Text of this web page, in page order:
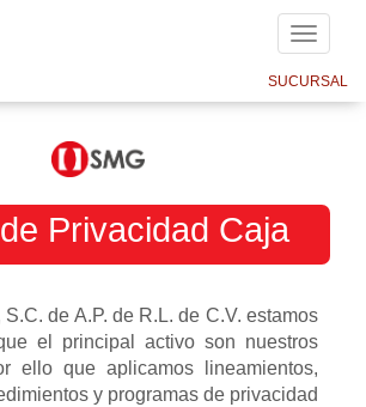
SMG
SUCURSAL
Privacidad Caja
C.V.
de A.P. de R.L. de C.V. estamos
el principal activo son nuestros
ello que aplicamos lineamientos,
y programas de privacidad